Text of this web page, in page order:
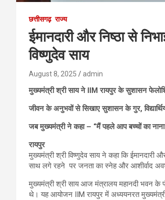
छत्तीसगढ़ राज्य
ईमानदारी और निष्ठा से
विष्णुदेव साय
August 8, 2025 admin
मुख्यमंत्री श्री साय ने IIM रायपुर के सुशासन
जीवन के अनुभवों से सिखाए सुशासन के गुर,
जब मुख्यमंत्री ने कहा – “मैं पहले आप बच्चों का नाना
रायपुर
मुख्यमंत्री श्री विष्णुदेव साय ने कहा कि ईमानदारी
साथ लगे रहने पर जनता का स्नेह और आशीर्वाद
मुख्यमंत्री श्री साय आज मंत्रालय महानदी भवन के
थे। यह आयोजन IIM रायपुर में अध्ययनरत